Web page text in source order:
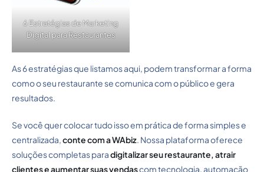
6 Estratégias de Marketing
Digital para Restaurantes
As 6 estratégias que listamos aqui, podem transformar a forma
como o seu restaurante se comunica com o público e gera
resultados.
Se você quer colocar tudo isso em prática de forma simples e
centralizada,conte com a WAbiz. Nossa plataforma oferece
soluções completas paradigitalizar seu restaurante, atrair
clientes e aumentar suas vendascom tecnologia, automação